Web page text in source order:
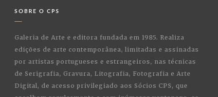
SOBRE O CPS
Galeria de Arte e editora fundada em 1985. Realiza
edições de arte contemporânea, limitadas e assinadas
por artistas portugueses e estrangeiros, nas técnicas
de Serigrafia, Gravura, Litografia, Fotografia e Arte
Digital, de acesso privilegiado aos Sócios CPS, que